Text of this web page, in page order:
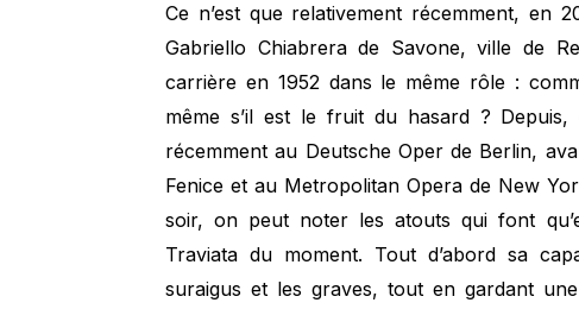
Ce n’est que relativement récemment, en
Gabriello Chiabrera de Savone, ville de
carrière en 1952 dans le même rôle :
même s’il est le fruit du hasard ?
récemment au Deutsche Oper de Berlin,
Fenice et au Metropolitan Opera de New
soir, on peut noter les atouts qui font
Traviata du moment. Tout d’abord sa
suraigus et les graves, tout en gardant